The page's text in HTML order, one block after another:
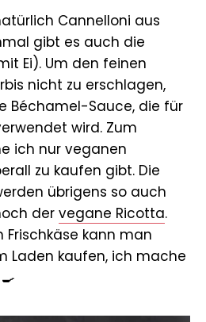
Cannelloni aus
gibt es auch die
Ei). Um den feinen
nicht zu erschlagen,
Béchamel-Sauce, die für
wird. Zum
ich nur veganen
zu kaufen gibt. Die
übrigens so auch
der vegane Ricotta.
Frischkäse kann man
Laden kaufen, ich mache